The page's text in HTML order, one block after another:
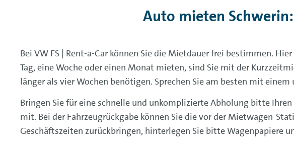
Auto mieten
Bei VW FS | Rent-a-Car können Sie die Mietdauer frei bestimmen.
Tag, eine Woche oder einen Monat mieten, sind Sie mit der
länger als vier Wochen benötigen. Sprechen Sie am besten mit
Bringen Sie für eine schnelle und unkomplizierte Abholung bitte
mit. Bei der Fahrzeugrückgabe können Sie die vor der Mietwagen-
Geschäftszeiten zurückbringen, hinterlegen Sie bitte Wagenpapiere